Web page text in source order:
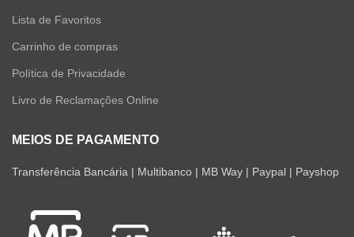
Lista de Favoritos
Carrinho de compras
Política de Privacidade
Livro de Reclamações Online
MEIOS DE PAGAMENTO
Transferência Bancária | Multibanco | MB Way | Paypal | Payshop